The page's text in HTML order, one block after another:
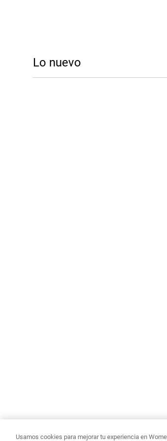
Lo nuevo
Usamos cookies para mejorar tu experiencia en